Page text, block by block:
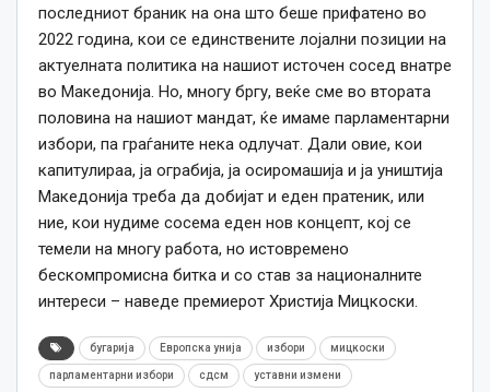
последниот браник на она што беше прифатено во
2022 година, кои се единствените лојални позиции на
актуелната политика на нашиот источен сосед внатре
во Македонија. Но, многу бргу, веќе сме во втората
половина на нашиот мандат, ќе имаме парламентарни
избори, па граѓаните нека одлучат. Дали овие, кои
капитулираа, ја ограбија, ја осиромашија и ја уништија
Македонија треба да добијат и еден пратеник, или
ние, кои нудиме сосема еден нов концепт, кој се
темели на многу работа, но истовремено
бескомпромисна битка и со став за националните
интереси – наведе премиерот Христија Мицкоски.
бугарија Европска унија избори мицкоски
парламентарни избори сдсм уставни измени